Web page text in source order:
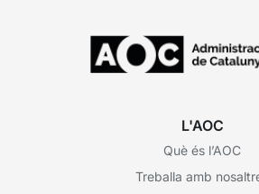
L'AOC
Què és l’AOC
Treballa amb